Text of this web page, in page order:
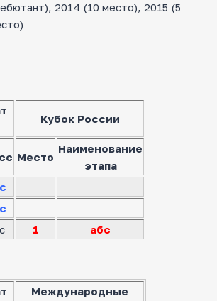
2014 (10 место), 2015 (5
Кубок России
Место
Наименование
этапа
1 абс
Международные